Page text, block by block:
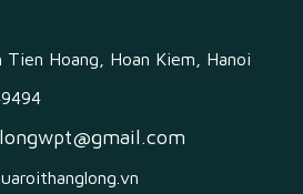
Tien Hoang, Hoan Kiem, Hanoi